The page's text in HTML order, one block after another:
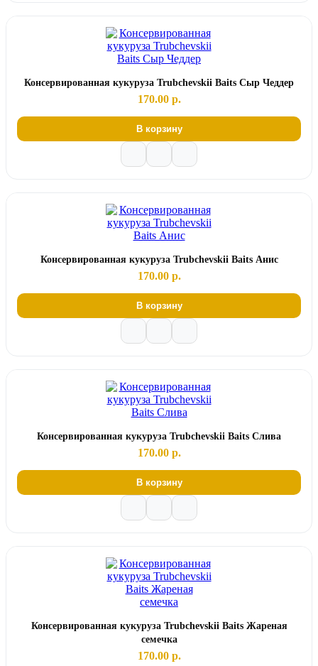
Консервированная кукуруза Trubchevskii Baits Сыр Чеддер
170.00 р.
В корзину
Консервированная кукуруза Trubchevskii Baits Анис
170.00 р.
В корзину
Консервированная кукуруза Trubchevskii Baits Слива
170.00 р.
В корзину
Консервированная кукуруза Trubchevskii Baits Жареная
семечка
170.00 р.